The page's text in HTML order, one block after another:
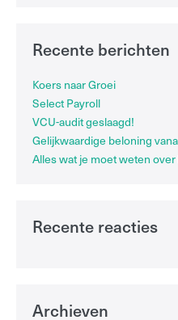
Recente berichten
Koers naar Groei
Select Payroll
VCU-audit geslaagd!
Gelijkwaardige beloning
Alles wat je moet weten
Recente reacties
Archieven